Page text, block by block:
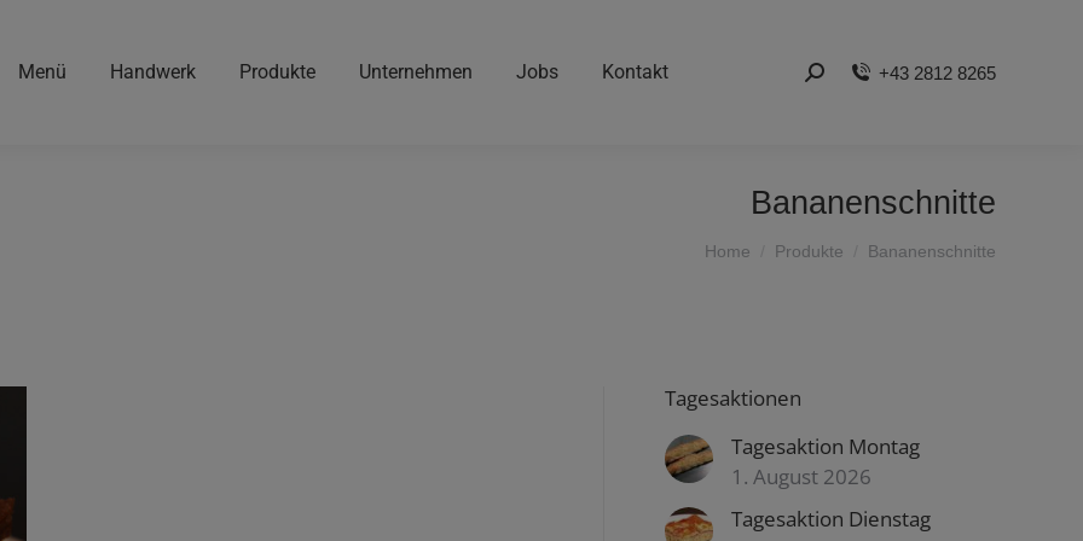
Menü Handwerk Produkte Unternehmen Jobs Kontakt Search: +43 2812 8265
Bananenschnitte
Home Produkte Bananenschnitte
Tagesaktionen
Tagesaktion Montag
1. August 2026
Tagesaktion Dienstag